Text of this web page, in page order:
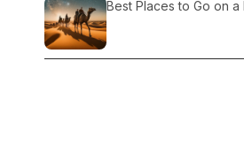
Best Places to Go on a